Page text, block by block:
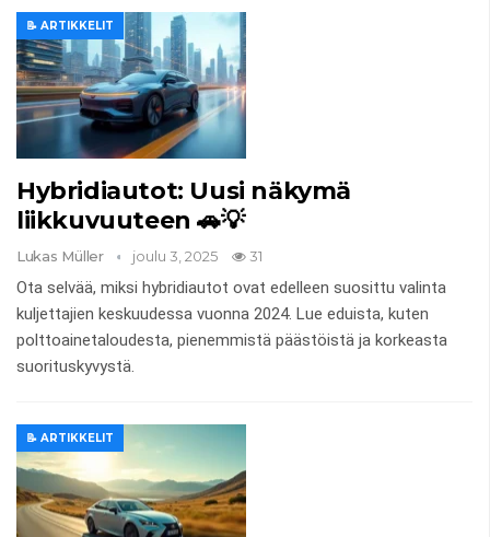
📝 ARTIKKELIT
Hybridiautot: Uusi näkymä
liikkuvuuteen 🚗💡
Lukas Müller joulu 3, 2025 31
Ota selvää, miksi hybridiautot ovat edelleen suosittu valinta
kuljettajien keskuudessa vuonna 2024. Lue eduista, kuten
polttoainetaloudesta, pienemmistä päästöistä ja korkeasta
suorituskyvystä.
📝 ARTIKKELIT